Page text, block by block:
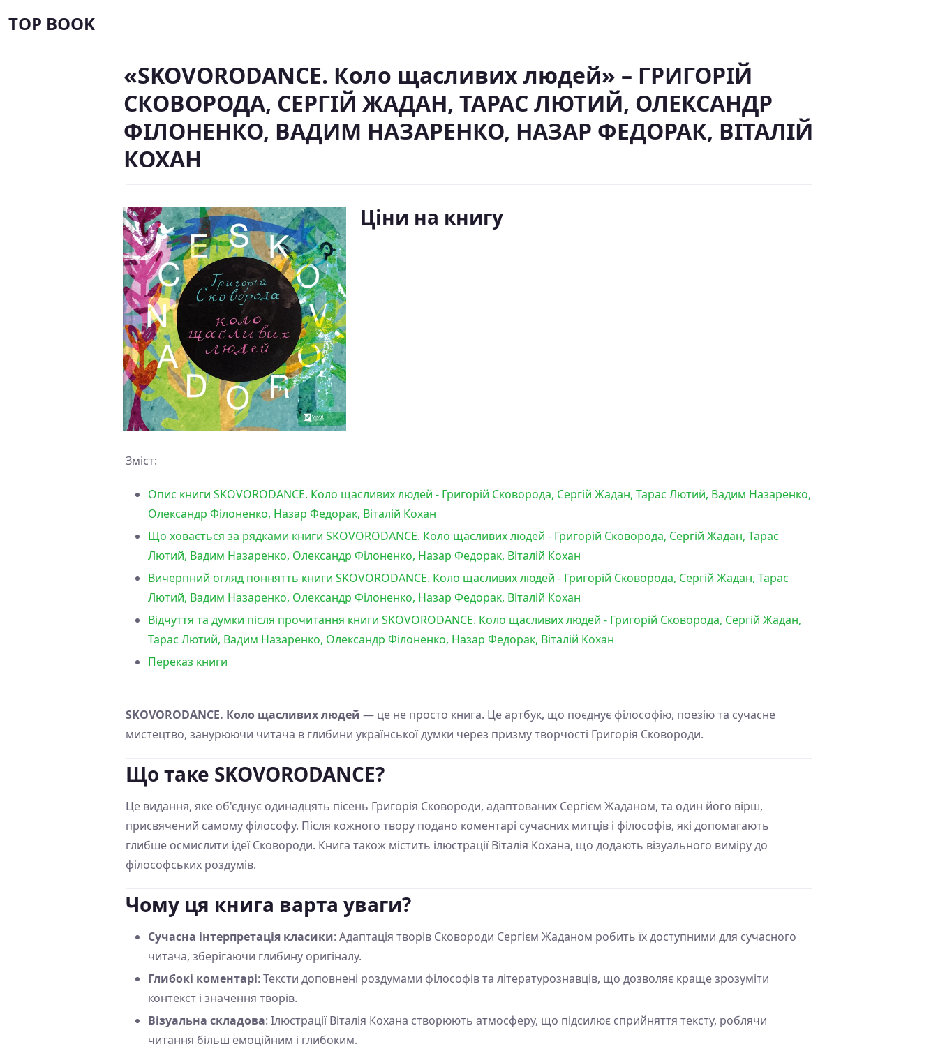
TOP BOOK
«SKOVORODANCE. Коло щасливих людей» – ГРИГОРІЙ
СКОВОРОДА, СЕРГІЙ ЖАДАН, ТАРАС ЛЮТИЙ, ОЛЕКСАНДР
ФІЛОНЕНКО, ВАДИМ НАЗАРЕНКО, НАЗАР ФЕДОРАК, ВІТАЛІЙ
КОХАН
Ціни на книгу
Зміст:
Опис книги SKOVORODANCE. Коло щасливих людей - Григорій Сковорода, Сергій Жадан, Тарас Лютий, Вадим Назаренко,
Олександр Філоненко, Назар Федорак, Віталій Кохан
Що ховається за рядками книги SKOVORODANCE. Коло щасливих людей - Григорій Сковорода, Сергій Жадан, Тарас
Лютий, Вадим Назаренко, Олександр Філоненко, Назар Федорак, Віталій Кохан
Вичерпний огляд поннятть книги SKOVORODANCE. Коло щасливих людей - Григорій Сковорода, Сергій Жадан, Тарас
Лютий, Вадим Назаренко, Олександр Філоненко, Назар Федорак, Віталій Кохан
Відчуття та думки після прочитання книги SKOVORODANCE. Коло щасливих людей - Григорій Сковорода, Сергій Жадан,
Тарас Лютий, Вадим Назаренко, Олександр Філоненко, Назар Федорак, Віталій Кохан
Переказ книги
SKOVORODANCE. Коло щасливих людей — це не просто книга. Це артбук, що поєднує філософію, поезію та сучасне
мистецтво, занурюючи читача в глибини української думки через призму творчості Григорія Сковороди.
Що таке SKOVORODANCE?
Це видання, яке об'єднує одинадцять пісень Григорія Сковороди, адаптованих Сергієм Жаданом, та один його вірш,
присвячений самому філософу. Після кожного твору подано коментарі сучасних митців і філософів, які допомагають
глибше осмислити ідеї Сковороди. Книга також містить ілюстрації Віталія Кохана, що додають візуального виміру до
філософських роздумів.
Чому ця книга варта уваги?
Сучасна інтерпретація класики: Адаптація творів Сковороди Сергієм Жаданом робить їх доступними для сучасного
читача, зберігаючи глибину оригіналу.
Глибокі коментарі: Тексти доповнені роздумами філософів та літературознавців, що дозволяє краще зрозуміти
контекст і значення творів.
Візуальна складова: Ілюстрації Віталія Кохана створюють атмосферу, що підсилює сприйняття тексту, роблячи
читання більш емоційним і глибоким.